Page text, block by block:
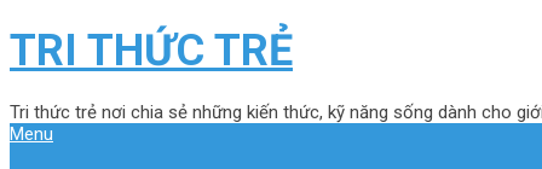
TRI THỨC TRẺ
Tri thức trẻ nơi chia sẻ những kiến thức, kỹ năng sống dành cho
Menu